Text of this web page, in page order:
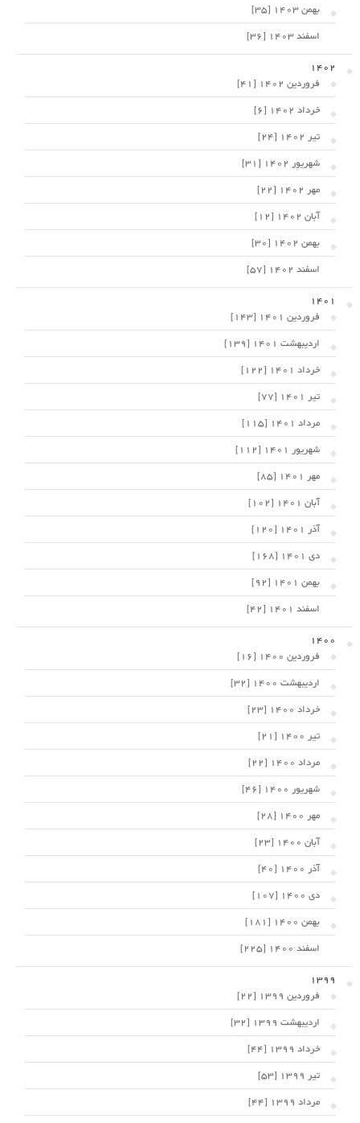
بهمن 1403 [35]
اسفند 1403 [36]
1402
فروردین 1402 [41]
خرداد 1402 [6]
تیر 1402 [24]
شهریور 1402 [31]
مهر 1402 [22]
آبان 1402 [12]
بهمن 1402 [30]
اسفند 1402 [57]
1401
فروردین 1401 [143]
اردیبهشت 1401 [139]
خرداد 1401 [122]
تیر 1401 [77]
مرداد 1401 [115]
شهریور 1401 [112]
مهر 1401 [85]
آبان 1401 [102]
آذر 1401 [120]
دی 1401 [168]
بهمن 1401 [92]
اسفند 1401 [42]
1400
فروردین 1400 [16]
اردیبهشت 1400 [32]
خرداد 1400 [23]
تیر 1400 [21]
مرداد 1400 [22]
شهریور 1400 [46]
مهر 1400 [28]
آبان 1400 [23]
آذر 1400 [40]
دی 1400 [107]
بهمن 1400 [181]
اسفند 1400 [225]
1399
فروردین 1399 [22]
اردیبهشت 1399 [32]
خرداد 1399 [44]
تیر 1399 [53]
مرداد 1399 [44]